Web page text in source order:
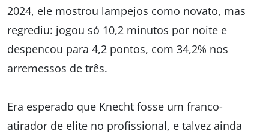
2024, ele mostrou lampejos como novato, mas
regrediu: jogou só 10,2 minutos por noite e
despencou para 4,2 pontos, com 34,2% nos
arremessos de três.
Era esperado que Knecht fosse um franco-
atirador de elite no profissional, e talvez ainda